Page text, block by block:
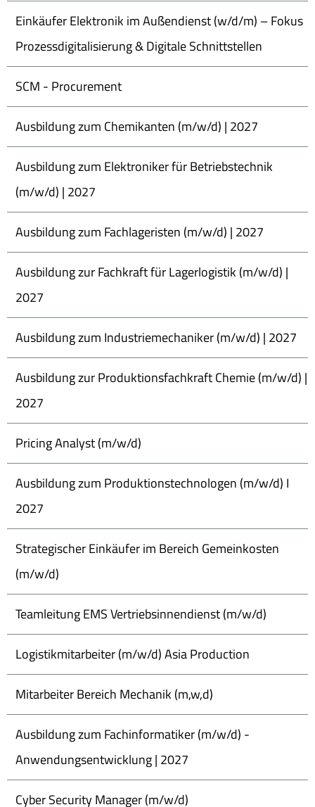
Einkäufer Elektronik im Außendienst (w/d/m) – Fokus
Prozessdigitalisierung & Digitale Schnittstellen
SCM - Procurement
Ausbildung zum Chemikanten (m/w/d) | 2027
Ausbildung zum Elektroniker für Betriebstechnik
(m/w/d) | 2027
Ausbildung zum Fachlageristen (m/w/d) | 2027
Ausbildung zur Fachkraft für Lagerlogistik (m/w/d) |
2027
Ausbildung zum Industriemechaniker (m/w/d) | 2027
Ausbildung zur Produktionsfachkraft Chemie (m/w/d) |
2027
Pricing Analyst (m/w/d)
Ausbildung zum Produktionstechnologen (m/w/d) I
2027
Strategischer Einkäufer im Bereich Gemeinkosten
(m/w/d)
Teamleitung EMS Vertriebsinnendienst (m/w/d)
Logistikmitarbeiter (m/w/d) Asia Production
Mitarbeiter Bereich Mechanik (m,w,d)
Ausbildung zum Fachinformatiker (m/w/d) -
Anwendungsentwicklung | 2027
Cyber Security Manager (m/w/d)